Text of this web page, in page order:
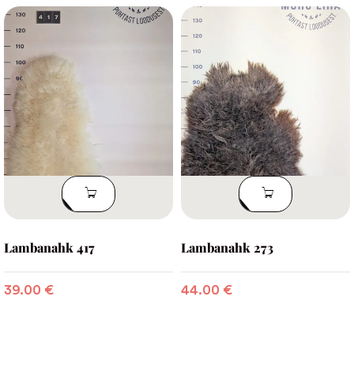
Lambanahk 417
39.00 €
Lambanahk 273
44.00 €